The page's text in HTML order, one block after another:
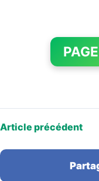
Article précédent